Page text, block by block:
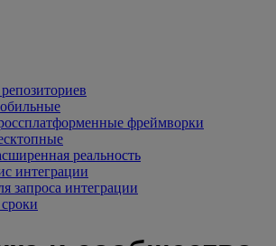
фреймворки
реальность
интеграции
запроса интеграции